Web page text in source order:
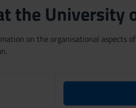
the University
on the organisational aspects